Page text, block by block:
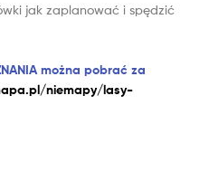
jak zaplanować i spędzić
można pobrać za
niemapy/lasy-